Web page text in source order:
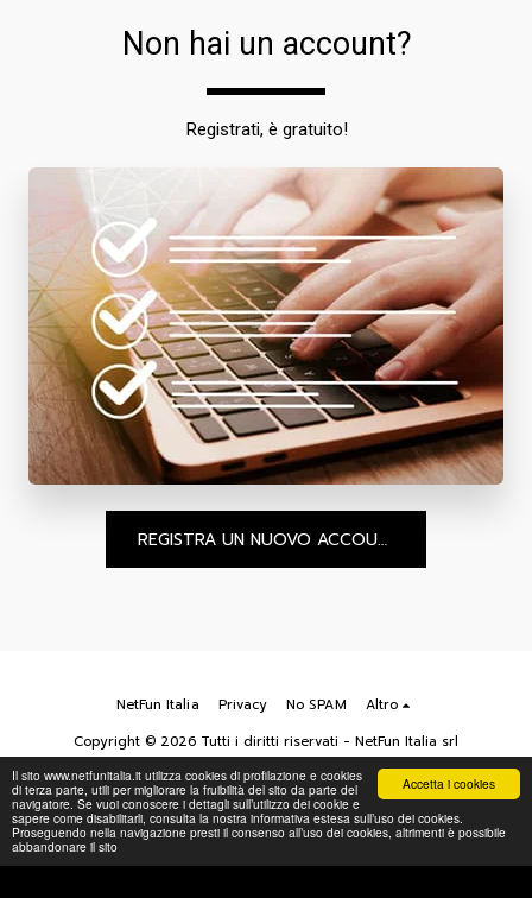
Accetta i cookies
Il sito www.netfunitalia.it utilizza cookies di profilazione e cookies
di terza parte, utili per migliorare la fruibilità del sito da parte del
navigatore. Se vuoi conoscere i dettagli sull’utilizzo dei cookie e
sapere come disabilitarli, consulta la nostra informativa estesa sull’uso dei cookies.
Proseguendo nella navigazione presti il consenso all’uso dei cookies, altrimenti è possibile
abbandonare il sito
Non hai un account?
Registrati, è gratuito!
REGISTRA UN NUOVO ACCOUNT
NetFun Italia Privacy No SPAM
Altro
Copyright © 2026 Tutti i diritti riservati - NetFun Italia srl
Dati societari